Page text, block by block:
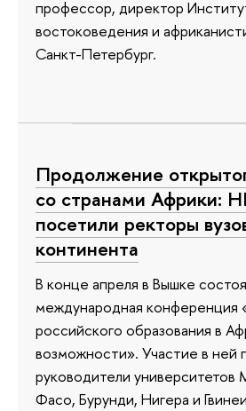
профессор, директор
востоковедения и
Санкт-Петербург.
Продолжение
со странами
посетили ректоры
континента
В конце апреля в Вышке
международная конференция
российского образования в
возможности». Участие в ней
руководители университетов
Фасо, Бурунди, Нигера и